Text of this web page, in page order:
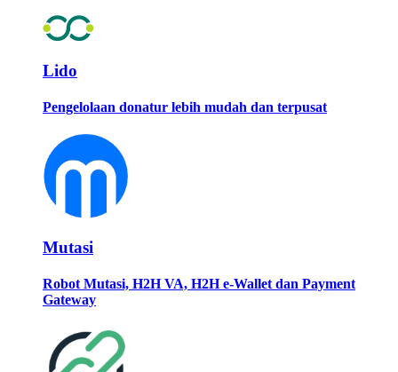
Lido
Pengelolaan donatur lebih mudah dan terpusat
Mutasi
Robot Mutasi, H2H VA, H2H e-Wallet dan Payment
Gateway